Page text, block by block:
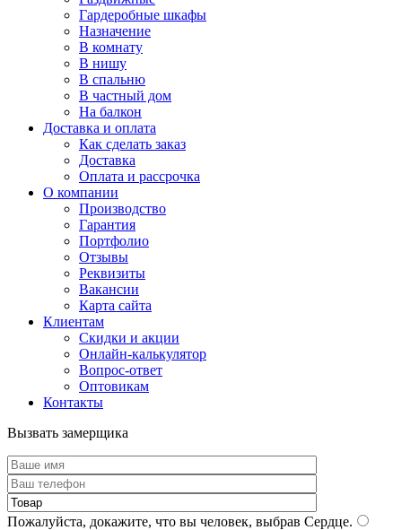
Гардеробные шкафы
Назначение
В комнату
В нишу
В спальню
В частный дом
На балкон
Доставка и оплата
Как сделать заказ
Доставка
Оплата и рассрочка
О компании
Производство
Гарантия
Портфолио
Отзывы
Реквизиты
Вакансии
Карта сайта
Клиентам
Скидки и акции
Онлайн-калькулятор
Вопрос-ответ
Оптовикам
Контакты
Вызвать замерщика
Пожалуйста, докажите, что вы человек, выбрав Сердце.